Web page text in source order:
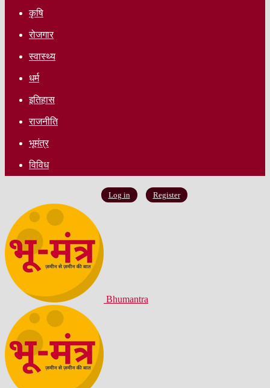
कृषि
रोजगार
स्वास्थ्य
धर्म
इतिहास
राजनीति
भूमंत्र
विविध
Log in Register
Bhumantra